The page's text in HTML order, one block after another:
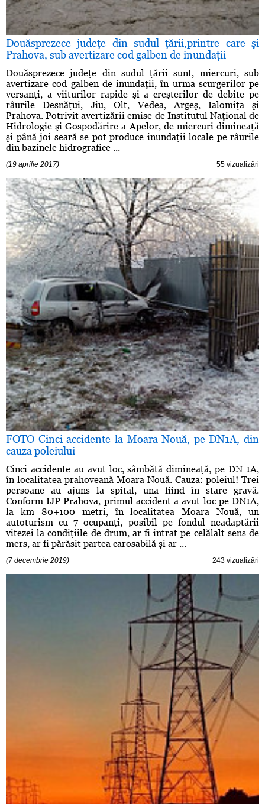
Douăsprezece judeţe din sudul ţării,printre care şi
Prahova, sub avertizare cod galben de inundaţii
Douăsprezece judeţe din sudul ţării sunt, miercuri, sub
avertizare cod galben de inundaţii, în urma scurgerilor pe
versanţi, a viiturilor rapide şi a creşterilor de debite pe
râurile Desnăţui, Jiu, Olt, Vedea, Argeş, Ialomiţa şi
Prahova. Potrivit avertizării emise de Institutul Naţional de
Hidrologie şi Gospodărire a Apelor, de miercuri dimineaţă
şi până joi seară se pot produce inundaţii locale pe râurile
din bazinele hidrografice ...
(19 aprilie 2017) 55 vizualizări
FOTO Cinci accidente la Moara Nouă, pe DN1A, din
cauza poleiului
Cinci accidente au avut loc, sâmbătă dimineaţă, pe DN 1A,
în localitatea prahoveană Moara Nouă. Cauza: poleiul! Trei
persoane au ajuns la spital, una fiind în stare gravă.
Conform IJP Prahova, primul accident a avut loc pe DN1A,
la km 80+100 metri, în localitatea Moara Nouă, un
autoturism cu 7 ocupanţi, posibil pe fondul neadaptării
vitezei la condiţiile de drum, ar fi intrat pe celălalt sens de
mers, ar fi părăsit partea carosabilă şi ar ...
(7 decembrie 2019) 243 vizualizări